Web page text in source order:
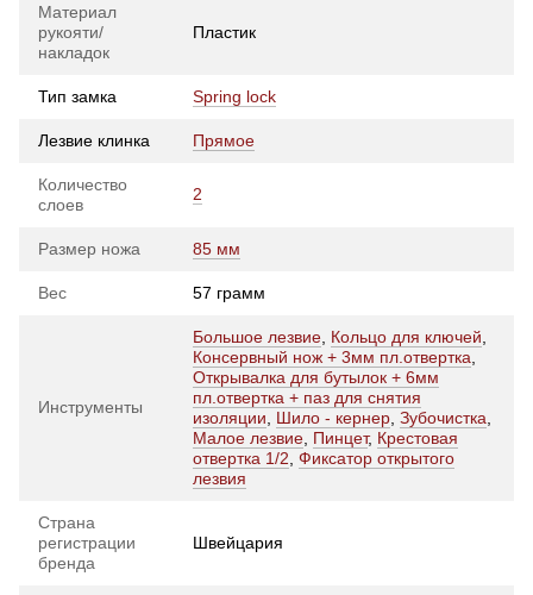
Материал
рукояти/
накладок
Пластик
Тип замка Spring lock
Лезвие клинка Прямое
Количество
слоев
2
Размер ножа 85 мм
Вес 57 грамм
Инструменты
Большое лезвие Кольцо для ключей
Консервный нож + 3мм пл.отвертка
Открывалка для бутылок + 6мм
пл.отвертка + паз для снятия
изоляции
Шило - кернер Зубочистка
Малое лезвие Пинцет, Крестовая
отвертка 1/2 Фиксатор открытого
лезвия
Страна
регистрации
бренда
Швейцария